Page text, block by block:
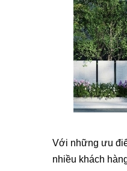
Với những ưu
nhiều khách